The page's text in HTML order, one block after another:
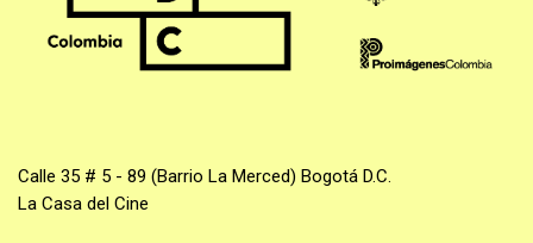
Calle 35 # 5 - 89 (Barrio La Merced) Bogotá D.C.
La Casa del Cine